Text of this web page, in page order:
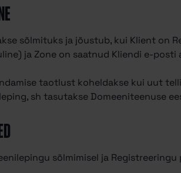
sõlmituks ja jõustub, kui Klient on
ja Zone on saatnud Kliendi e-
taotlust koheldakse kui uut
sh tasutakse Domeeniteenuse
sõlmimisel ja Registreeringu